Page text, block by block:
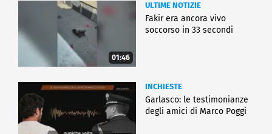
01:46
ULTIME NOTIZIE
Fakir era ancora vivo
soccorso in 33 secondi
INCHIESTE
Garlasco: le testimonianze
degli amici di Marco Poggi